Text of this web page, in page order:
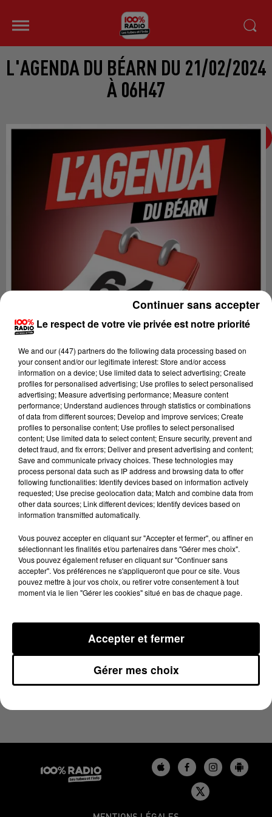
L'AGENDA DU BÉARN DU 21/02/2024
À 06H47
Lecture (1 min 14 sec)
100%
21 février 2024 - 1 min 14 sec
L'AGENDA DU BÉARN DU 21/02/2024 À 06H47
Le respect de votre vie privée est notre priorité
We and our (447) partnersdo the following data processing based on
your consent and/or our legitimate interest: Store and/or access
information on a device; Use limited data to select advertising; Create
profiles for personalised advertising; Use profiles to select personalised
advertising; Measure advertising performance; Measure content
performance; Understand audiences through statistics or combinations
of data from different sources; Develop and improve services; Create
profiles to personalise content; Use profiles to select personalised
content; Use limited data to select content; Ensure security, prevent and
detect fraud, and fix errors; Deliver and present advertising and content;
Save and communicate privacy choices. These technologies may
process personal data such as IP address and browsing data to offer
following functionalities: Identify devices based on information actively
requested; Use precise geolocation data; Match and combine data from
other data sources; Link different devices; Identify devices based on
information transmitted automatically.
Vous pouvez accepter en cliquant sur "Accepter et fermer", ou affiner en
sélectionnant les finalités et/ou partenaires dans "Gérer mes choix".
Vous pouvez également refuser en cliquant sur "Continuer sans
accepter". Vos préférences ne s'appliqueront que pour ce site. Vous
pouvez mettre à jour vos choix, ou retirer votre consentement à tout
moment via le lien "Gérer les cookies" situé en bas de chaque page.
Gérer mes choix
Accepter et fermer
Continuer sans accepter